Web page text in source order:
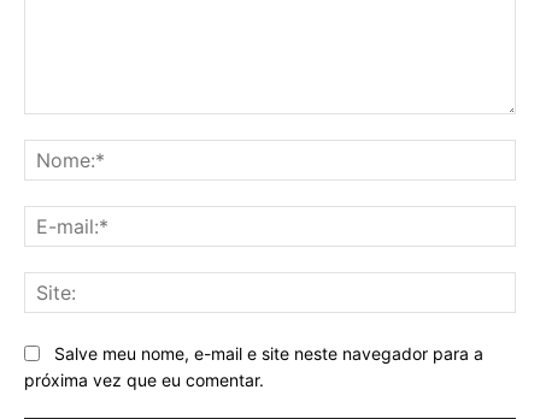
Salve meu nome, e-mail e site neste navegador para a
próxima vez que eu comentar.